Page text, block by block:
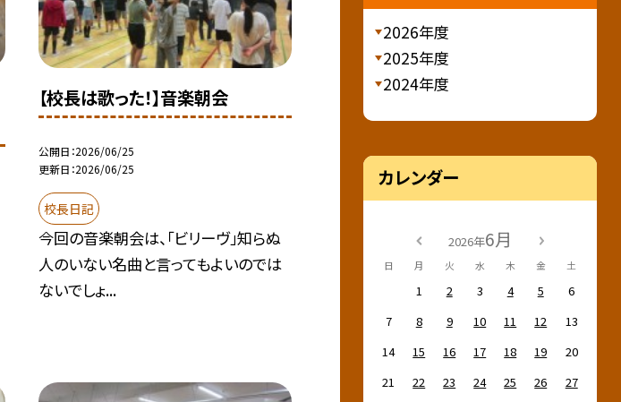
【校長は歌った！】音楽朝会
公開日 2026/06/25
更新日 2026/06/25
校長日記
今回の音楽朝会は、「ビリーヴ」知らぬ
人のいない名曲と言ってもよいのでは
ないでしょ...
2026年度
2025年度
2024年度
カレンダー
2026年6月
日 月 火 水 木 金 土
1 2 3 4 5
6
7
8 9 10 11 12
13
14
15 16 17 18 19
20
21
22 23 24 25 26
27